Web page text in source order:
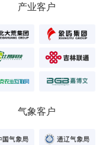
产业客户
气象客户